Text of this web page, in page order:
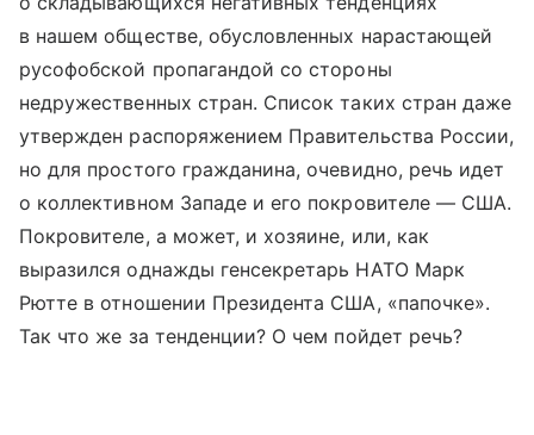
в нашем обществе, обусловленных нарастающей
русофобской пропагандой со стороны
недружественных стран. Список таких стран даже
утвержден распоряжением Правительства России,
но для простого гражданина, очевидно, речь идет
о коллективном Западе и его покровителе — США.
Покровителе, а может, и хозяине, или, как
выразился однажды генсекретарь НАТО Марк
Рютте в отношении Президента США, «папочке».
Так что же за тенденции? О чем пойдет речь?